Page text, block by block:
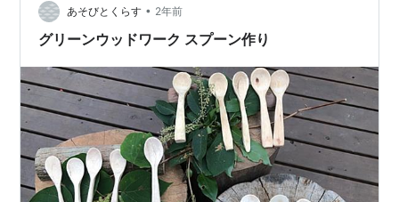
あそびとくらす • 2年前
グリーンウッドワーク スプーン作り